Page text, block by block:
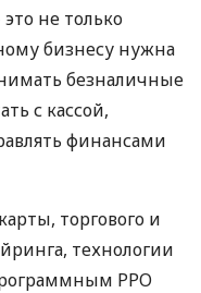
не только
бизнесу нужна
безналичные
с кассой,
финансами
торгового и
технологии
РРО